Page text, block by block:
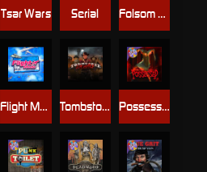
Tsar Wars
Tombstone Slaughter
Folsom Prison
Flight Mode
Serial
Possessed